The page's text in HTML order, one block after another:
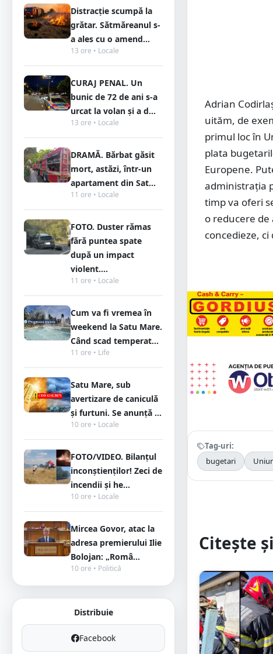
Distracție scumpă la
grătar. Sătmăreanul s-
a ales cu o amend...
13 ore • Locale
CURAJ PENAL. Un
bunic de 72 de ani s-a
urcat la volan și a d...
13 ore • Locale
DRAMĂ. Bărbat găsit
mort, astăzi, într-un
apartament din Sat...
11 ore • Locale
FOTO. Duster rămas
fără puntea spate
după un impact
violent....
11 ore • Locale
Cum va fi vremea în
weekend la Satu Mare.
Când scad temperat...
11 ore • Life
Satu Mare, sub
avertizare de caniculă
și furtuni. Se anunță ...
10 ore • Locale
FOTO/VIDEO. Bilanțul
inconștienților! Zeci de
incendii și he...
10 ore • Locale
Mircea Govor, atac la
adresa premierului Ilie
Bolojan: „Româ...
10 ore • Politică
Distribuie
Facebook
Adrian
uităm, de
primul loc în
plata
Europene.
administrația
timp va oferi
o reducere
concedieze,
Tag-uri:
bugetari
Citește și